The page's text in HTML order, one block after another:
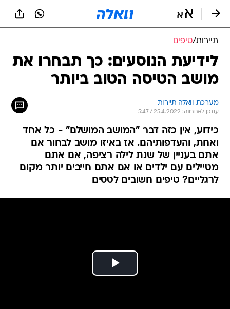
תיירות/טיפים
לידיעת הנוסעים: כך תבחרו את
מושב הטיסה הטוב ביותר
מערכת וואלה תיירות
עודכן לאחרונה: 25.4.2022 / 5:47
כידוע, אין כזה דבר "המושב המושלם" - כל אחד
ואחת, והעדפותיהם. אז באיזו מושב לבחור אם
אתם בעניין של שנת לילה רציפה, אם אתם
מטיילים עם ילדים או אם אתם חייבים יותר מקום
לרגליים? טיפים חשובים לטסים